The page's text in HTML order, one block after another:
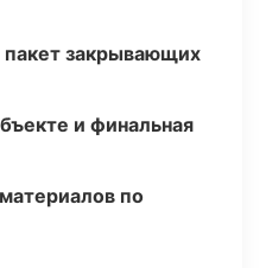
закрывающих
и финальная
по